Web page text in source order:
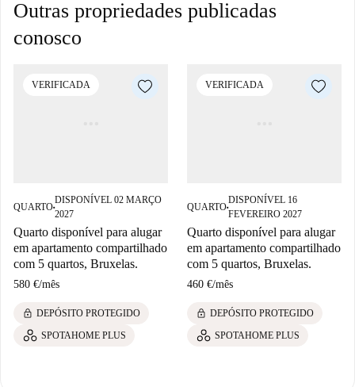
Outras propriedades publicadas
conosco
VERIFICADA
QUARTO■
DISPONÍVEL 02 MARÇO
2027
Quarto disponível para alugar
em apartamento compartilhado
com 5 quartos, Bruxelas.
580 €/mês
lock DEPÓSITO PROTEGIDO
SPOTAHOME PLUS
VERIFICADA
QUARTO■
DISPONÍVEL 16
FEVEREIRO 2027
Quarto disponível para alugar
em apartamento compartilhado
com 5 quartos, Bruxelas.
460 €/mês
lock DEPÓSITO PROTEGIDO
SPOTAHOME PLUS